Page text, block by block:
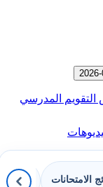
التقويم المدرسي
الامتحانات